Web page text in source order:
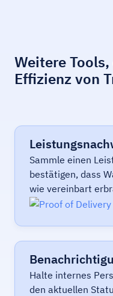
Weitere
Effizienz von
Sammle einen
bestätigen, dass
wie vereinbart
Halte internes
den aktuellen